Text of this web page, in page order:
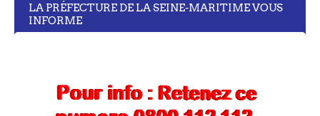
LA PRÉFECTURE DE LA SEINE-MARITIME VOUS
INFORME